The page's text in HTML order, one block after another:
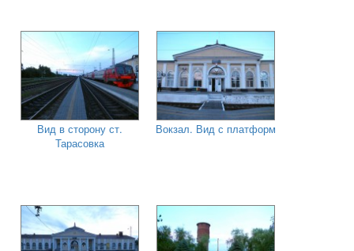
Вид в сторону ст.
Тарасовка
Вокзал. Вид с платформ